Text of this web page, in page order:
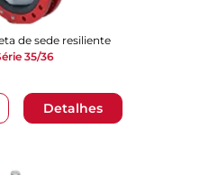
Detalhes
de sede resiliente
35/36